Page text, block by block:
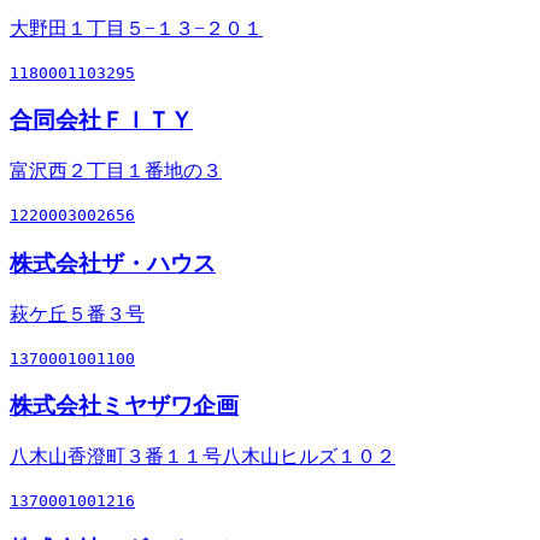
大野田１丁目５−１３−２０１
1180001103295
合同会社ＦＩＴＹ
富沢西２丁目１番地の３
1220003002656
株式会社ザ・ハウス
萩ケ丘５番３号
1370001001100
株式会社ミヤザワ企画
八木山香澄町３番１１号八木山ヒルズ１０２
1370001001216